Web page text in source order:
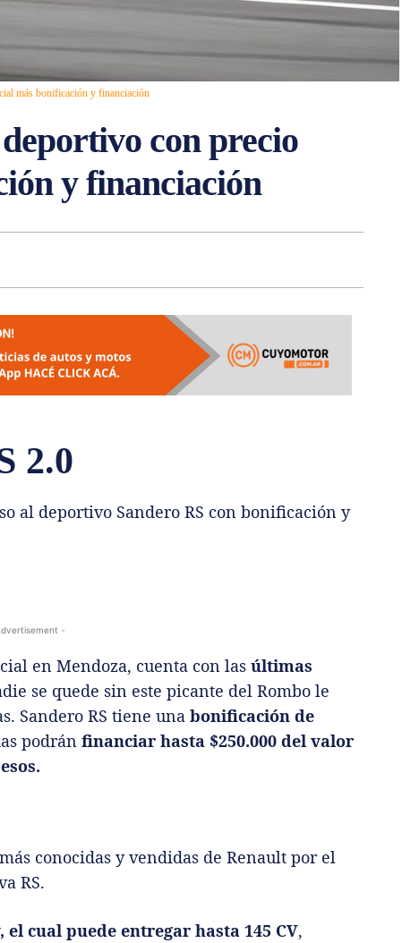
más bonificación y financiación
con precio
y financiación
2.0
al deportivo Sandero RS con bonificación y
-
en Mendoza, cuenta con las últimas
se quede sin este picante del Rombo le
Sandero RS tiene una bonificación de
podrán financiar hasta $250.000 del valor
conocidas y vendidas de Renault por el
RS.
el cual puede entregar hasta 145 CV,